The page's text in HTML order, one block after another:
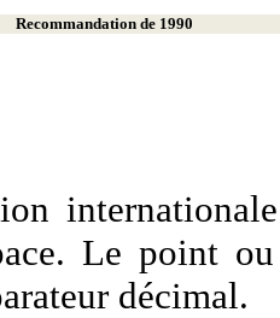
Recommandation de 1990
Le point
décimal.